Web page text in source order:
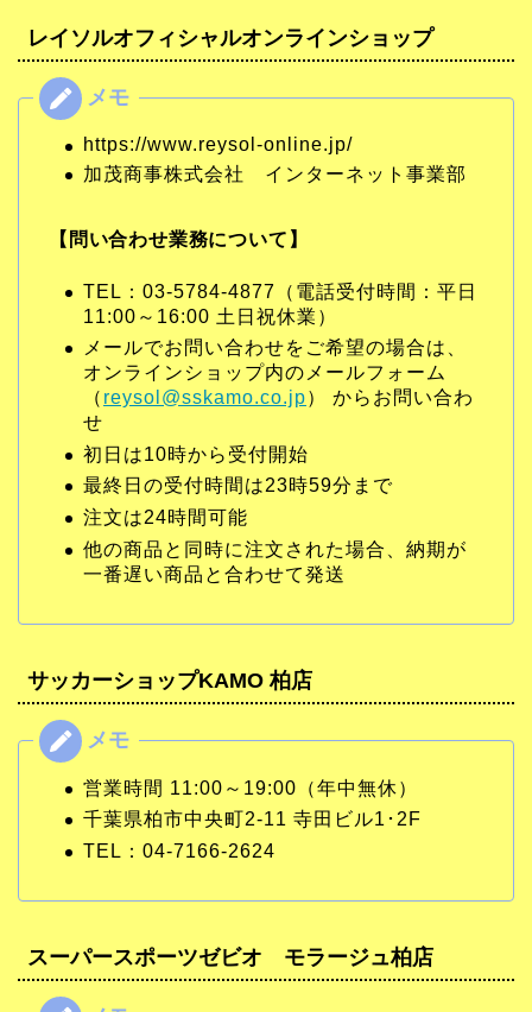
レイソルオフィシャルオンラインショップ
https://www.reysol-online.jp/
加茂商事株式会社 インターネット事業部
【問い合わせ業務について】
TEL：03-5784-4877（電話受付時間：平日
11:00～16:00 土日祝休業）
メールでお問い合わせをご希望の場合は、
オンラインショップ内のメールフォーム
（ reysol@sskamo.co.jp） からお問い合わ
せ
初日は10時から受付開始
最終日の受付時間は23時59分まで
注文は24時間可能
他の商品と同時に注文された場合、納期が
一番遅い商品と合わせて発送
サッカーショップKAMO 柏店
営業時間 11:00～19:00（年中無休）
千葉県柏市中央町2-11 寺田ビル1･2F
TEL：04-7166-2624
スーパースポーツゼビオ モラージュ柏店